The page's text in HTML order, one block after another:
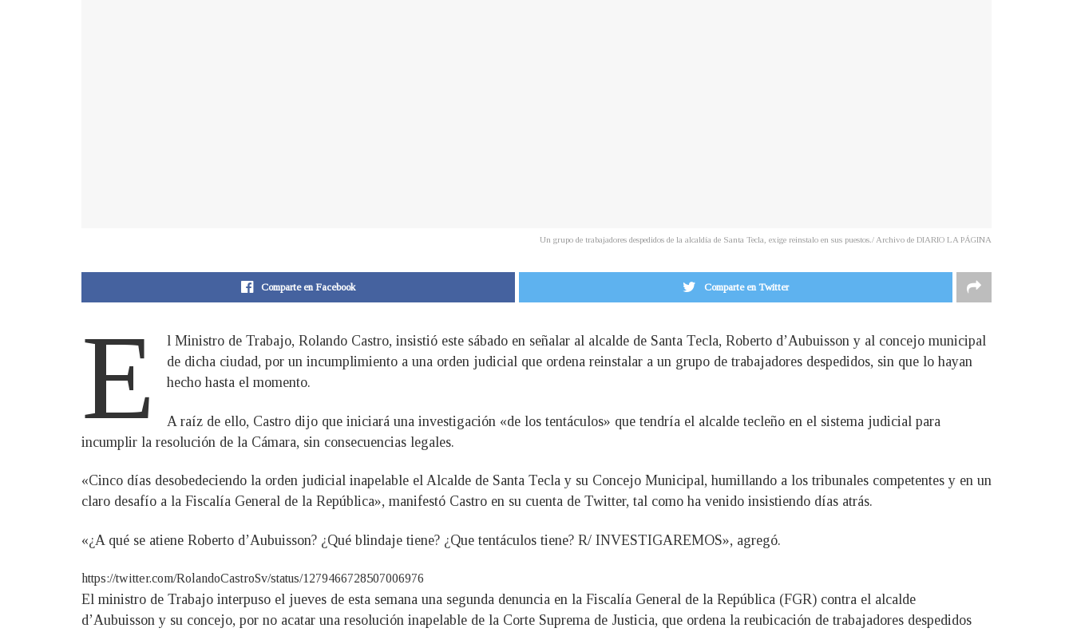
Un grupo de trabajadores despedidos de la alcaldía de Santa Tecla, exige reinstalo en sus puestos./ Archivo de DIARIO LA PÁGINA
Comparte en Facebook Comparte en Twitter
E
l Ministro de Trabajo, Rolando Castro, insistió este sábado en señalar al alcalde de Santa Tecla, Roberto d’Aubuisson y al concejo municipal
de dicha ciudad, por un incumplimiento a una orden judicial que ordena reinstalar a un grupo de trabajadores despedidos, sin que lo hayan
hecho hasta el momento.
A raíz de ello, Castro dijo que iniciará una investigación «de los tentáculos» que tendría el alcalde tecleño en el sistema judicial para
incumplir la resolución de la Cámara, sin consecuencias legales.
«Cinco días desobedeciendo la orden judicial inapelable el Alcalde de Santa Tecla y su Concejo Municipal, humillando a los tribunales competentes y en un
claro desafío a la Fiscalía General de la República», manifestó Castro en su cuenta de Twitter, tal como ha venido insistiendo días atrás.
«¿A qué se atiene Roberto d’Aubuisson? ¿Qué blindaje tiene? ¿Que tentáculos tiene? R/ INVESTIGAREMOS», agregó.
https://twitter.com/RolandoCastroSv/status/1279466728507006976
El ministro de Trabajo interpuso el jueves de esta semana una segunda denuncia en la Fiscalía General de la República (FGR) contra el alcalde
d’Aubuisson y su concejo, por no acatar una resolución inapelable de la Corte Suprema de Justicia, que ordena la reubicación de trabajadores despedidos